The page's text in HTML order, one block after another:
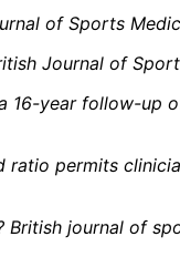
of Sports
Journal of
year follow-up
permits
journal of